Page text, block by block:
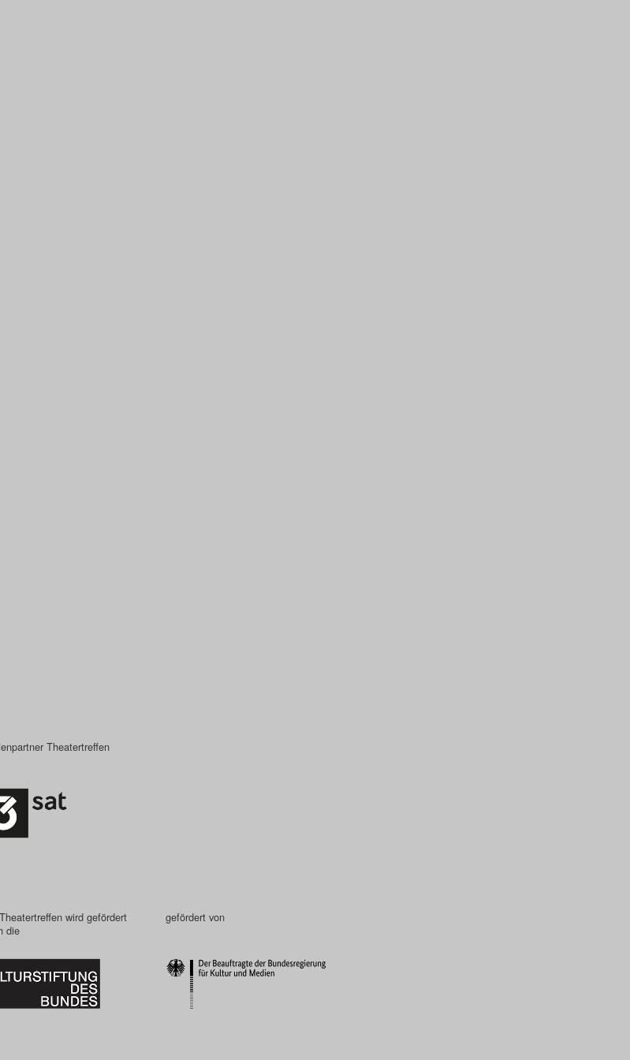
Theatertreffen
wird gefördert
die
gefördert von